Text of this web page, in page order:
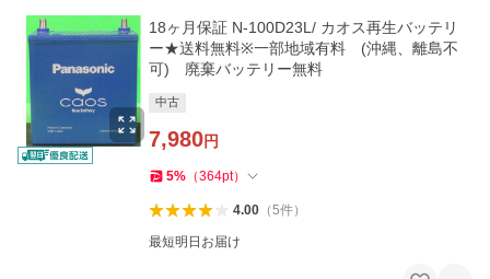
18ヶ月保証 N-100D23L/ カオス再生バッテリ
ー★送料無料※一部地域有料 (沖縄、離島不
可) 廃棄バッテリー無料
中古
7,980円
5% （364pt）
4.00（5件）
最短明日お届け